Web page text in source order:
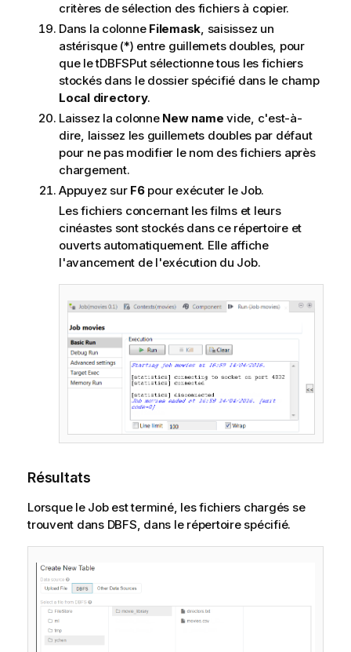
critères de sélection des fichiers à copier.
Dans la colonne Filemask, saisissez un
astérisque (*) entre guillemets doubles, pour
que letDBFSPutsélectionne tous les fichiers
stockés dans le dossier spécifié dans le champ
Local directory.
Laissez la colonne New name vide, c'est-à-
dire, laissez les guillemets doubles par défaut
pour ne pas modifier le nom des fichiers après
chargement.
Appuyez sur F6pour exécuter le Job.
Les fichiers concernant les films et leurs
cinéastes sont stockés dans ce répertoire et
ouverts automatiquement. Elle affiche
l'avancement de l'exécution du Job.
Résultats
Lorsque le Job est terminé, les fichiers chargés se
trouvent dans DBFS, dans le répertoire spécifié.